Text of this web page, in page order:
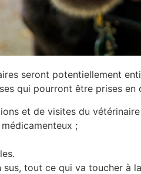
seront potentiellement
qui pourront être prises
et de visites du
;
tout ce qui va toucher à